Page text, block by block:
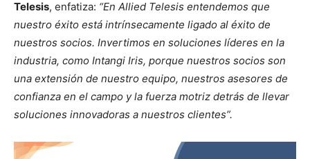
Telesis, enfatiza: “En Allied Telesis entendemos que
nuestro éxito está intrínsecamente ligado al éxito de
nuestros socios. Invertimos en soluciones líderes en la
industria, como Intangi Iris, porque nuestros socios son
una extensión de nuestro equipo, nuestros asesores de
confianza en el campo y la fuerza motriz detrás de llevar
soluciones innovadoras a nuestros clientes”.